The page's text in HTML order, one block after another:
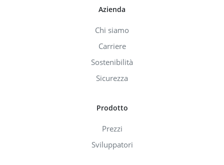
Azienda
Chi siamo
Carriere
Sostenibilità
Sicurezza
Prodotto
Prezzi
Sviluppatori